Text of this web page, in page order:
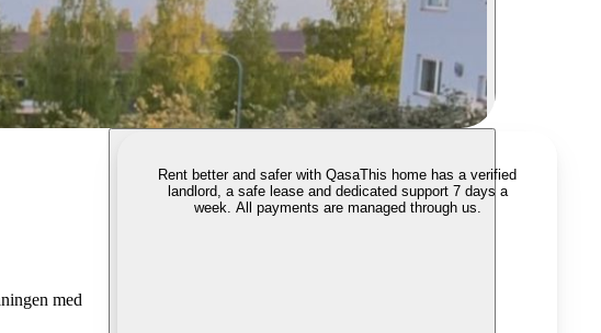
med
Rent better and safer with QasaThis home has a verified
landlord, a safe lease and dedicated support 7 days a
week. All payments are managed through us.